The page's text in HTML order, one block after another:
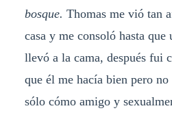
bosque. Thomas me vió tan
casa y me consoló hasta que
llevó a la cama, después fui
que él me hacía bien pero
sólo cómo amigo y